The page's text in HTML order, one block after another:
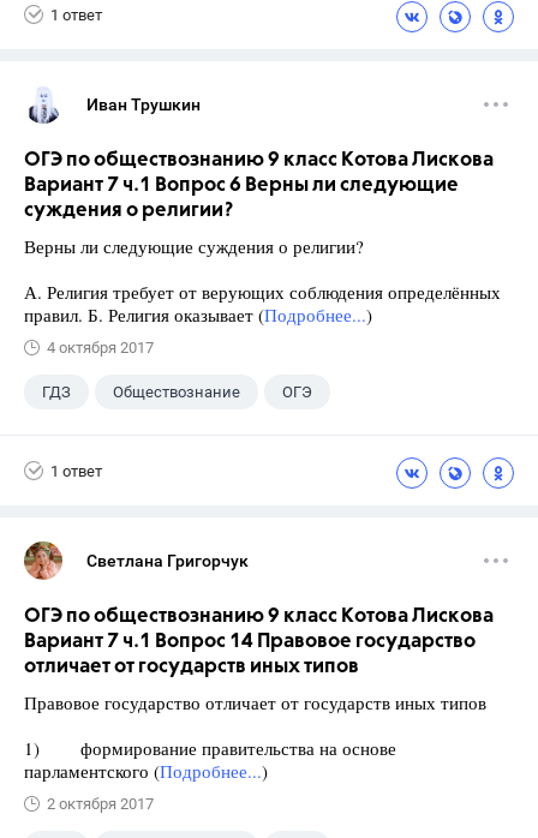
1 ответ
Иван Трушкин
ОГЭ по обществознанию 9 класс Котова Лискова
Вариант 7 ч.1 Вопрос 6 Верны ли следующие
суждения о религии?
Верны ли следующие суждения о религии?
А. Религия требует от верующих соблюдения определённых
правил. Б. Религия оказывает (Подробнее...)
4 октября 2017
ГДЗ Обществознание ОГЭ
1 ответ
Светлана Григорчук
ОГЭ по обществознанию 9 класс Котова Лискова
Вариант 7 ч.1 Вопрос 14 Правовое государство
отличает от государств иных типов
Правовое государство отличает от государств иных типов
1) формирование правительства на основе
парламентского (Подробнее...)
2 октября 2017